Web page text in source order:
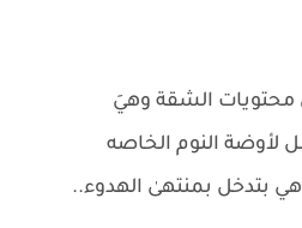
الشقة وهيَ
لأوضة النوم الخاصه
بتدخل بمنتهىٰ الهدوء..